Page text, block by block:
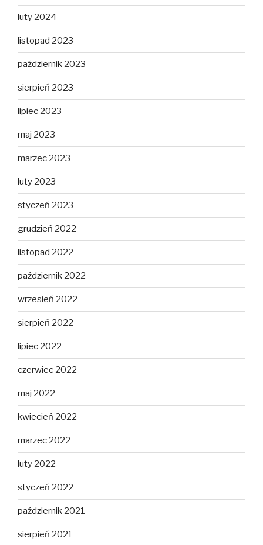
luty 2024
listopad 2023
październik 2023
sierpień 2023
lipiec 2023
maj 2023
marzec 2023
luty 2023
styczeń 2023
grudzień 2022
listopad 2022
październik 2022
wrzesień 2022
sierpień 2022
lipiec 2022
czerwiec 2022
maj 2022
kwiecień 2022
marzec 2022
luty 2022
styczeń 2022
październik 2021
sierpień 2021